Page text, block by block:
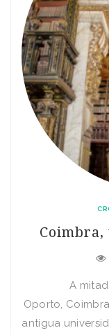
A
Oporto,
antigua